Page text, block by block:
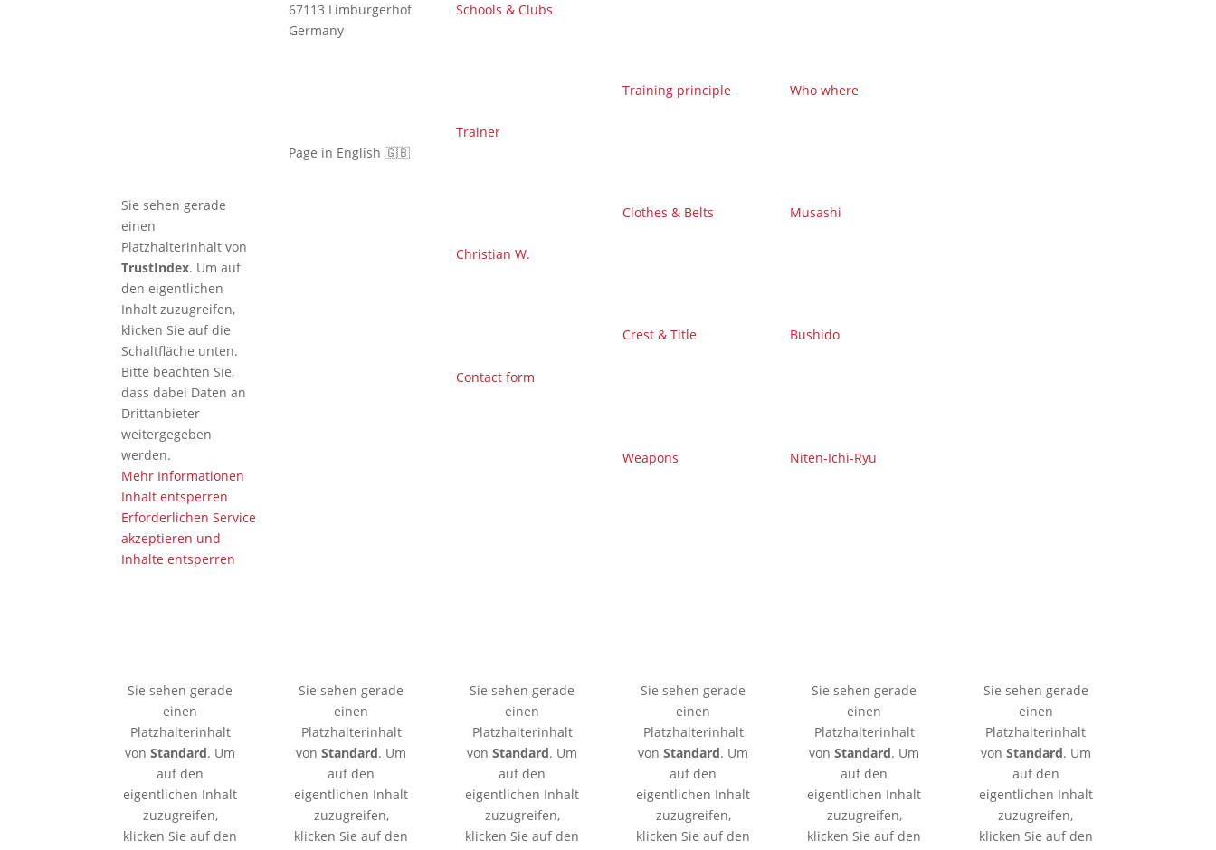
Sie sehen gerade
einen
Platzhalterinhalt von
TrustIndex. Um auf
den eigentlichen
Inhalt zuzugreifen,
klicken Sie auf die
Schaltfläche unten.
Bitte beachten Sie,
dass dabei Daten an
Drittanbieter
weitergegeben
werden.
Mehr Informationen
Inhalt entsperren
Erforderlichen Service
akzeptieren und
Inhalte entsperren
67113 Limburgerhof
Germany
Page in English 🇬🇧
Schools & Clubs
Trainer
Christian W.
Contact form
Training principle
Clothes & Belts
Crest & Title
Weapons
Who where
Musashi
Bushido
Niten-Ichi-Ryu
Sie sehen gerade
einen
Platzhalterinhalt
vonStandard. Um
auf den
eigentlichen Inhalt
zuzugreifen,
klicken Sie auf den
Sie sehen gerade
einen
Platzhalterinhalt
vonStandard. Um
auf den
eigentlichen Inhalt
zuzugreifen,
klicken Sie auf den
Sie sehen gerade
einen
Platzhalterinhalt
vonStandard. Um
auf den
eigentlichen Inhalt
zuzugreifen,
klicken Sie auf den
Sie sehen gerade
einen
Platzhalterinhalt
vonStandard. Um
auf den
eigentlichen Inhalt
zuzugreifen,
klicken Sie auf den
Sie sehen gerade
einen
Platzhalterinhalt
vonStandard. Um
auf den
eigentlichen Inhalt
zuzugreifen,
klicken Sie auf den
Sie sehen gerade
einen
Platzhalterinhalt
von Standard. Um
auf den
eigentlichen Inhalt
zuzugreifen,
klicken Sie auf den